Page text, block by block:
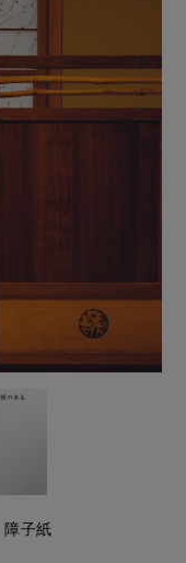
子紙